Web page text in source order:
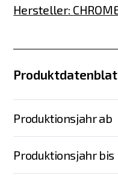
Hersteller:
Produktionsjahr ab
Produktionsjahr bis